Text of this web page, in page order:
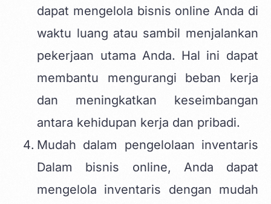
dapat mengelola bisnis online Anda di
waktu luang atau sambil menjalankan
pekerjaan utama Anda. Hal ini dapat
membantu mengurangi beban kerja
dan meningkatkan keseimbangan
antara kehidupan kerja dan pribadi.
Mudah dalam pengelolaan inventaris
Dalam bisnis online, Anda dapat
mengelola inventaris dengan mudah